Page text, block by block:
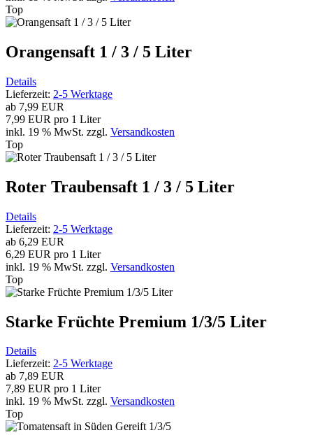
Top
Orangensaft 1 / 3 / 5 Liter
Details
Lieferzeit: 2-5 Werktage
ab 7,99 EUR
7,99 EUR pro 1 Liter
inkl. 19 % MwSt. zzgl. Versandkosten
Top
Roter Traubensaft 1 / 3 / 5 Liter
Details
Lieferzeit: 2-5 Werktage
ab 6,29 EUR
6,29 EUR pro 1 Liter
inkl. 19 % MwSt. zzgl. Versandkosten
Top
Starke Früchte Premium 1/3/5 Liter
Details
Lieferzeit: 2-5 Werktage
ab 7,89 EUR
7,89 EUR pro 1 Liter
inkl. 19 % MwSt. zzgl. Versandkosten
Top